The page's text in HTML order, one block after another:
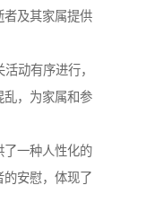
者及其家属提供
动有序进行，
乱，为家属和参
了一种人性化的
安慰，体现了